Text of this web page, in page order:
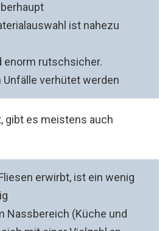
ist nahezu
enorm rutschsicher.
Unfälle verhütet werden
gibt es meistens auch
erwirbt, ist ein wenig
Nassbereich (Küche und